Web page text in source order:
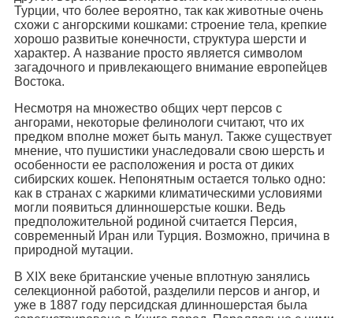
Турции, что более вероятно, так как животные очень
схожи с ангорскими кошками: строение тела, крепкие
хорошо развитые конечности, структура шерсти и
характер. А название просто является символом
загадочного и привлекающего внимание европейцев
Востока.
Несмотря на множество общих черт персов с
ангорами, некоторые фелинологи считают, что их
предком вполне может быть манул. Также существует
мнение, что пушистики унаследовали свою шерсть и
особенности ее расположения и роста от диких
сибирских кошек. Непонятным остается только одно:
как в странах с жаркими климатическими условиями
могли появиться длинношерстые кошки. Ведь
предположительной родиной считается Персия,
современный Иран или Турция. Возможно, причина в
природной мутации.
В ХІХ веке британские ученые вплотную занялись
селекционной работой, разделили персов и ангор, и
уже в 1887 году персидская длинношерстая была